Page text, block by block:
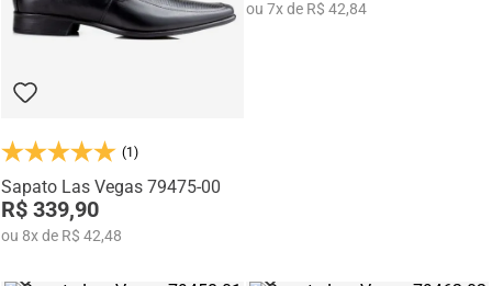
(1)
Sapato Las Vegas 79475-00
R$ 339,90
ou 8xde R$ 42,48
ou 7xde R$ 42,84